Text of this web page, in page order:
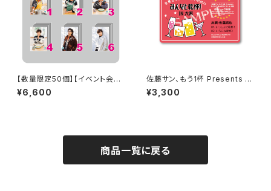
【数量限定50個】【イベント会場
特典付き】SECOND LINE Pre
sents みんなに会いに行くよ!
¥6,600
佐藤サン、もう1杯 Presents み
んなに会いに行くよ！IN 大阪 乾
杯トーク音源「みんなと乾杯! IN
¥3,300
商品一覧に戻る